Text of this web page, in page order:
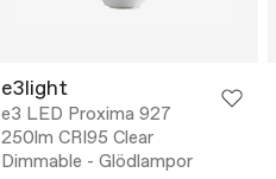
e3light
e3 LED Proxima 927
250lm CRI95 Clear
Dimmable - Glödlampor